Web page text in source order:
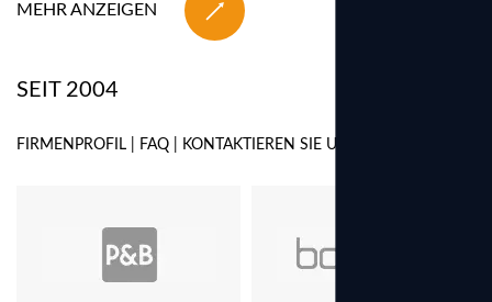
MEHR ANZEIGEN
SEIT 2004
FIRMENPROFIL FAQ KONTAKTIEREN SIE UNS